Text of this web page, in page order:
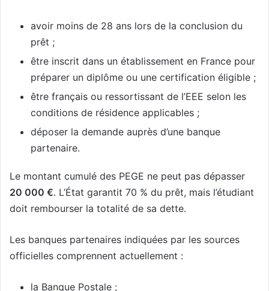
avoir moins de 28 ans lors de la conclusion du
prêt ;
être inscrit dans un établissement en France pour
préparer un diplôme ou une certification éligible ;
être français ou ressortissant de l’EEE selon les
conditions de résidence applicables ;
déposer la demande auprès d’une banque
partenaire.
Le montant cumulé des PEGE ne peut pas dépasser
20 000 €. L’État garantit 70 % du prêt, mais l’étudiant
doit rembourser la totalité de sa dette.
Les banques partenaires indiquées par les sources
officielles comprennent actuellement :
la Banque Postale ;